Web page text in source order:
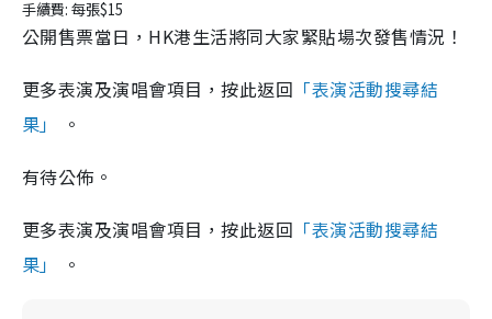
手續費: 每張$15
公開售票當日，HK港生活將同大家緊貼場次發售情況！
更多表演及演唱會項目，按此返回 「表演活動搜尋結
果」
。
有待公佈。
更多表演及演唱會項目，按此返回 「表演活動搜尋結
果」
。